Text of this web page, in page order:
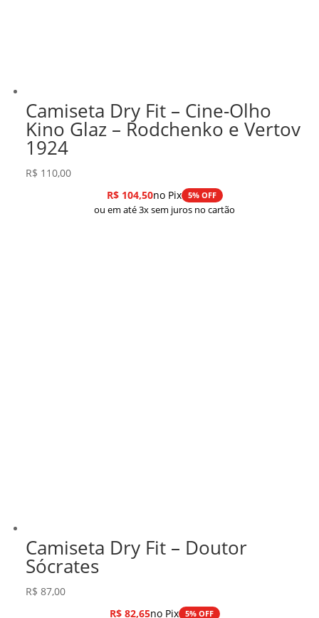
Camiseta Dry Fit – Cine-Olho
Kino Glaz – Rodchenko e Vertov
1924
R$ 110,00
R$104,50no Pix 5% OFF
ou em até 3x sem juros no cartão
Camiseta Dry Fit – Doutor
Sócrates
R$ 87,00
R$82,65no Pix 5% OFF